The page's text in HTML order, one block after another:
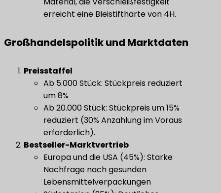
erreicht eine Bleistifthärte von 4H.
Großhandelspolitik und Marktdaten
​Preisstaffel​
Ab 5.000 Stück: Stückpreis reduziert
um 8%
Ab 20.000 Stück: Stückpreis um 15%
reduziert (30% Anzahlung im Voraus
erforderlich).
​Bestseller-Marktvertrieb​
Europa und die USA (45%): Starke
Nachfrage nach gesunden
Lebensmittelverpackungen